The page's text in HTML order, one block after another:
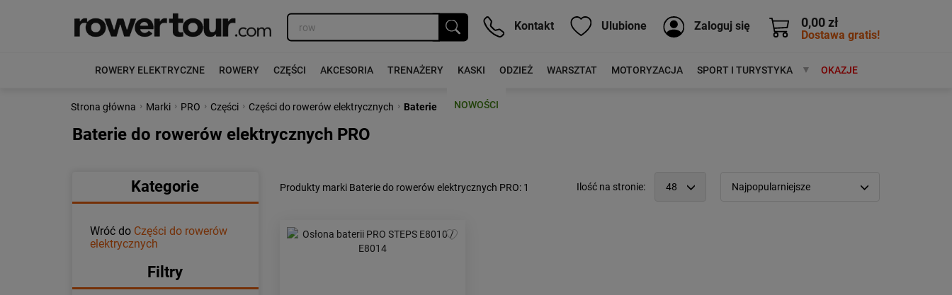
0,00 zł
Dostawa gratis!
Kontakt Ulubione Zaloguj się
ROWERY ELEKTRYCZNE ROWERY CZĘŚCI AKCESORIA TRENAŻERY KASKI ODZIEŻ WARSZTAT MOTORYZACJA SPORT I TURYSTYKA MARKIOKAZJE
NOWOŚCI
Strona główna › Marki › PRO › Części › Części do rowerów elektrycznych › Baterie
Baterie do rowerów elektrycznych PRO
Ilość na stronie: 48 Najpopularniejsze
Kategorie
Wróć do Części do rowerów
elektrycznych
Filtry
Produkty marki Baterie do rowerów elektrycznych PRO: 1